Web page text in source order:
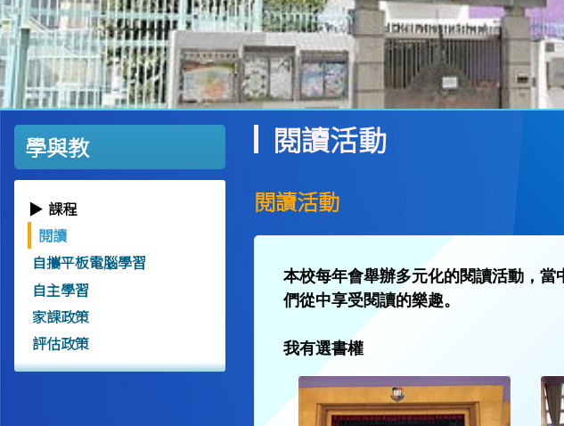
學與教
課程
閱讀
自攜平板電腦學習
自主學習
家課政策
評估政策
閱讀活動
閱讀活動
本校每年會舉辦多元化的閱讀活動，
們從中享受閱讀的樂趣。
我有選書權